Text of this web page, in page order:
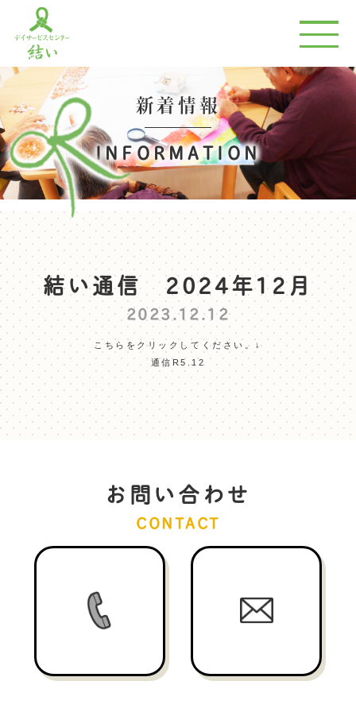
新着情報
INFORMATION
結い通信 2024年12月
2023.12.12
こちらをクリックしてください。↓
通信R5.12
お問い合わせ
CONTACT